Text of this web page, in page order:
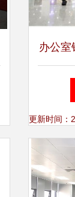
办公室
析
更新时间：